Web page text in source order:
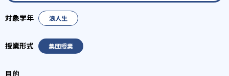
浪人生
集団授業